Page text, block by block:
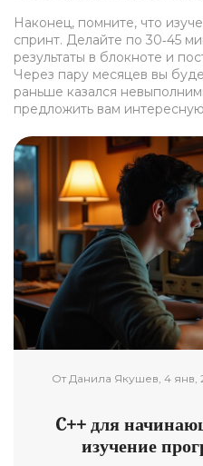
Наконец, помните, что
спринт. Делайте по 30‑45
результаты в блокноте и
Через пару месяцев вы
раньше казался
предложить вам
От Данила Якушев, 4 янв,
C++ для
изучение